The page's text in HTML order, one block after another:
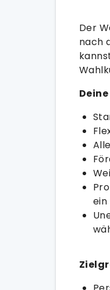
Der
nach